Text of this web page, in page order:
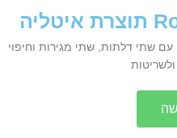
מזנון עץ דגם STONE COLLECTION עם שתי דלתות, שתי מגירות וחיפוי